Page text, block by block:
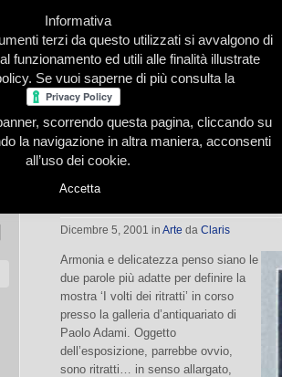
Redazione Le nostre firme
I volti del ritratto
Dicembre 5, 2001 in Arte da Claris
Armonia e delicatezza penso siano le
due parole più adatte per definire la
mostra ‘I volti dei ritratti’ in corso
presso la galleria d’antiquariato di
Paolo Adami. Oggetto
dell’esposizione, parrebbe ovvio,
sono ritratti… in senso allargato,
Informativa
terzi da questo utilizzati si avvalgono di
funzionamento ed utili alle finalità illustrate
Se vuoi saperne di più consulta la
scorrendo questa pagina, cliccando su
la navigazione in altra maniera, acconsenti
all’uso dei cookie.
Accetta